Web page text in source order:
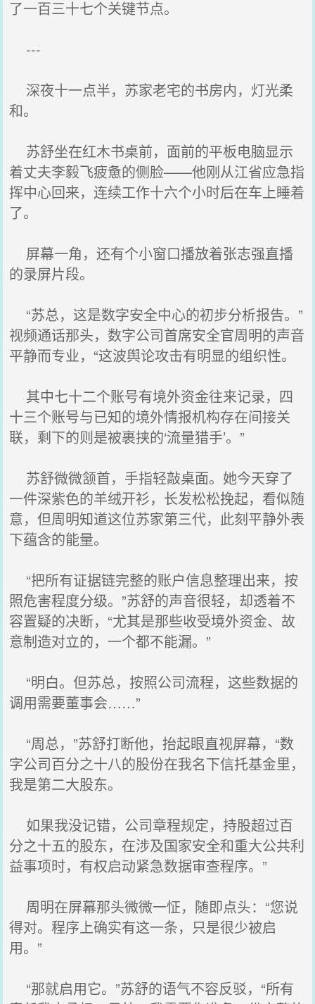
了一百三十七个关键节点。
---
深夜十一点半，苏家老宅的书房内，灯光柔
和。
苏舒坐在红木书桌前，面前的平板电脑显示
着丈夫李毅飞疲惫的侧脸——他刚从江省应急指
挥中心回来，连续工作十六个小时后在车上睡着
了。
屏幕一角，还有个小窗口播放着张志强直播
的录屏片段。
“苏总，这是数字安全中心的初步分析报告。”
视频通话那头，数字公司首席安全官周明的声音
平静而专业，“这波舆论攻击有明显的组织性。
其中七十二个账号有境外资金往来记录，四
十三个账号与已知的境外情报机构存在间接关
联，剩下的则是被裹挟的‘流量猎手’。”
苏舒微微颔首，手指轻敲桌面。她今天穿了
一件深紫色的羊绒开衫，长发松松挽起，看似随
意，但周明知道这位苏家第三代，此刻平静外表
下蕴含的能量。
“把所有证据链完整的账户信息整理出来，按
照危害程度分级。”苏舒的声音很轻，却透着不
容置疑的决断，“尤其是那些收受境外资金、故
意制造对立的，一个都不能漏。”
“明白。但苏总，按照公司流程，这些数据的
调用需要董事会……”
“周总，”苏舒打断他，抬起眼直视屏幕，“数
字公司百分之十八的股份在我名下信托基金里，
我是第二大股东。
如果我没记错，公司章程规定，持股超过百
分之十五的股东，在涉及国家安全和重大公共利
益事项时，有权启动紧急数据审查程序。”
周明在屏幕那头微微一怔，随即点头：“您说
得对。程序上确实有这一条，只是很少被启
用。”
“那就启用它。”苏舒的语气不容反驳，“所有